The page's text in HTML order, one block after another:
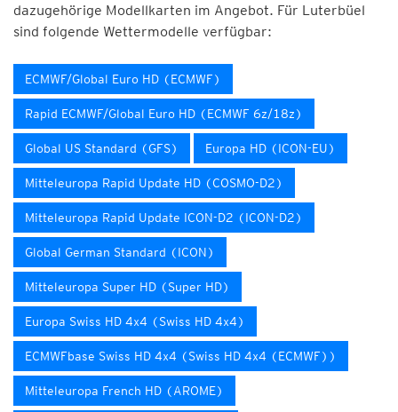
dazugehörige Modellkarten im Angebot. Für Luterbüel
sind folgende Wettermodelle verfügbar:
ECMWF/Global Euro HD (ECMWF)
Rapid ECMWF/Global Euro HD (ECMWF 6z/18z)
Global US Standard (GFS) Europa HD (ICON-EU)
Mitteleuropa Rapid Update HD (COSMO-D2)
Mitteleuropa Rapid Update ICON-D2 (ICON-D2)
Global German Standard (ICON)
Mitteleuropa Super HD (Super HD)
Europa Swiss HD 4x4 (Swiss HD 4x4)
ECMWFbase Swiss HD 4x4 (Swiss HD 4x4 (ECMWF))
Mitteleuropa French HD (AROME)